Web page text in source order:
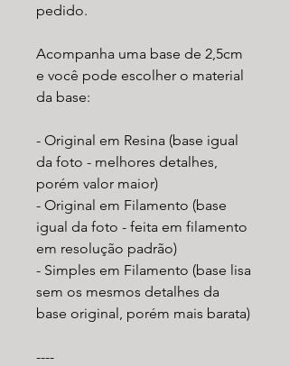
pedido.
Acompanha uma base de 2,5cm
e você pode escolher o material
da base:
- Original em Resina (base igual
da foto - melhores detalhes,
porém valor maior)
- Original em Filamento (base
igual da foto - feita em filamento
em resolução padrão)
- Simples em Filamento (base lisa
sem os mesmos detalhes da
base original, porém mais barata)
----